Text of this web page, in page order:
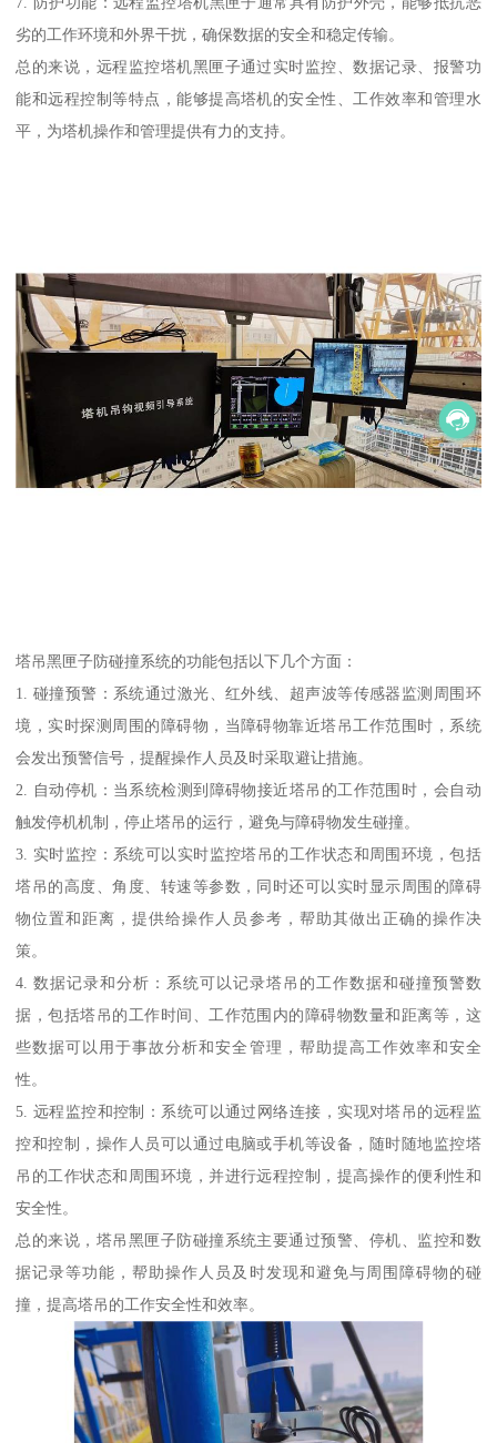
劣的工作环境和外界干扰，确保数据的安全和稳定传输。
总的来说，远程监控塔机黑匣子通过实时监控、数据记录、报警功
能和远程控制等特点，能够提高塔机的安全性、工作效率和管理水
平，为塔机操作和管理提供有力的支持。
塔吊黑匣子防碰撞系统的功能包括以下几个方面：
1. 碰撞预警：系统通过激光、红外线、超声波等传感器监测周围环
境，实时探测周围的障碍物，当障碍物靠近塔吊工作范围时，系统
会发出预警信号，提醒操作人员及时采取避让措施。
2. 自动停机：当系统检测到障碍物接近塔吊的工作范围时，会自动
触发停机机制，停止塔吊的运行，避免与障碍物发生碰撞。
3. 实时监控：系统可以实时监控塔吊的工作状态和周围环境，包括
塔吊的高度、角度、转速等参数，同时还可以实时显示周围的障碍
物位置和距离，提供给操作人员参考，帮助其做出正确的操作决
策。
4. 数据记录和分析：系统可以记录塔吊的工作数据和碰撞预警数
据，包括塔吊的工作时间、工作范围内的障碍物数量和距离等，这
些数据可以用于事故分析和安全管理，帮助提高工作效率和安全
性。
5. 远程监控和控制：系统可以通过网络连接，实现对塔吊的远程监
控和控制，操作人员可以通过电脑或手机等设备，随时随地监控塔
吊的工作状态和周围环境，并进行远程控制，提高操作的便利性和
安全性。
总的来说，塔吊黑匣子防碰撞系统主要通过预警、停机、监控和数
据记录等功能，帮助操作人员及时发现和避免与周围障碍物的碰
撞，提高塔吊的工作安全性和效率。